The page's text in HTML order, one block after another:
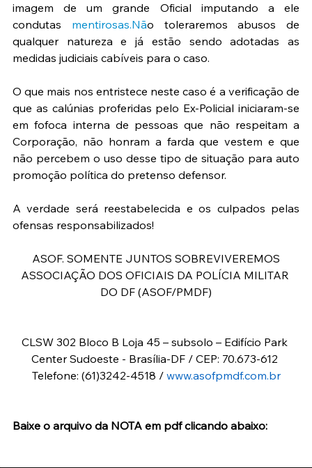
imagem de um grande Oficial imputando a ele
condutas mentirosas.Não toleraremos abusos de
qualquer natureza e já estão sendo adotadas as
medidas judiciais cabíveis para o caso.
O que mais nos entristece neste caso é a verificação de
que as calúnias proferidas pelo Ex-Policial iniciaram-se
em fofoca interna de pessoas que não respeitam a
Corporação, não honram a farda que vestem e que
não percebem o uso desse tipo de situação para auto
promoção política do pretenso defensor.
A verdade será reestabelecida e os culpados pelas
ofensas responsabilizados!
ASOF. SOMENTE JUNTOS SOBREVIVEREMOS
ASSOCIAÇÃO DOS OFICIAIS DA POLÍCIA MILITAR
DO DF (ASOF/PMDF)
CLSW 302 Bloco B Loja 45 – subsolo – Edifício Park
Center Sudoeste - Brasília-DF / CEP: 70.673-612
Telefone: (61)3242-4518 / www.asofpmdf.com.br
Baixe o arquivo da NOTA em pdf clicando abaixo: